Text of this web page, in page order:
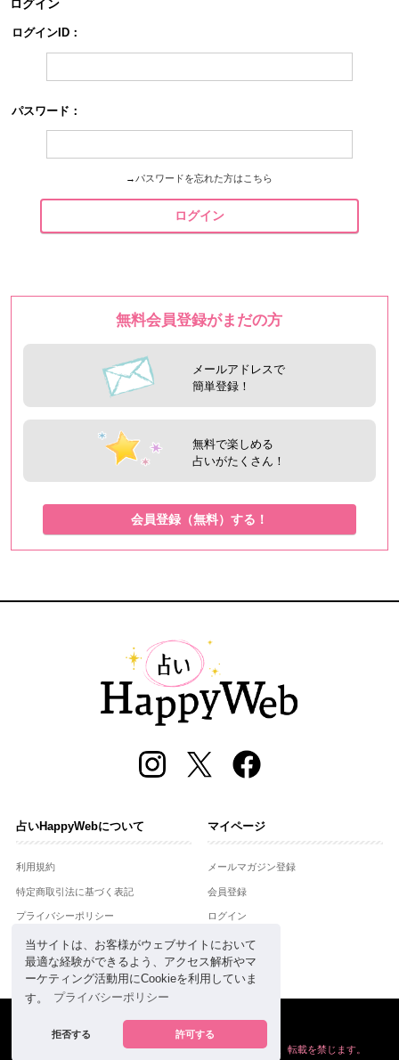
当サイトは、お客様がウェブサイトにおいて
最適な経験ができるよう、アクセス解析やマ
ーケティング活動用にCookieを利用していま
す。
プライバシーポリシー
拒否する 許可する
ログイン
ログインID：
パスワード：
→ パスワードを忘れた方はこちら
ログイン
無料会員登録がまだの方
メールアドレスで
簡単登録！
無料で楽しめる
占いがたくさん！
会員登録（無料）する！
占いHappyWebについて
利用規約
特定商取引法に基づく表記
プライバシーポリシー
運営会社
お問合せ
マイページ
メールマガジン登録
会員登録
ログイン
powered by
掲載の情報や画像など、すべてのコンテンツの無断複写、転載を禁じます。